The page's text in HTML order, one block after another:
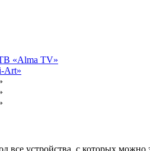
«Alma TV»
Art»
все устройства, с которых можно